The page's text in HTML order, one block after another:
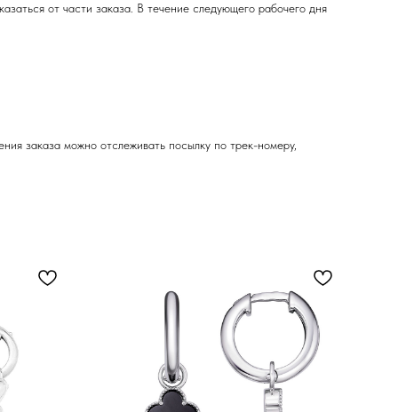
от части заказа. В течение следующего рабочего дня
заказа можно отслеживать посылку по трек-номеру,